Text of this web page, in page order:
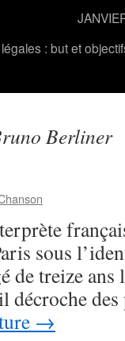
: but et
Berliner
sous
de treize
décroche
→